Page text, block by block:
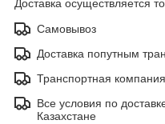
Доставка осуществляется
Самовывоз
Доставка попутным
Транспортная компания
Все условия по
Казахстане